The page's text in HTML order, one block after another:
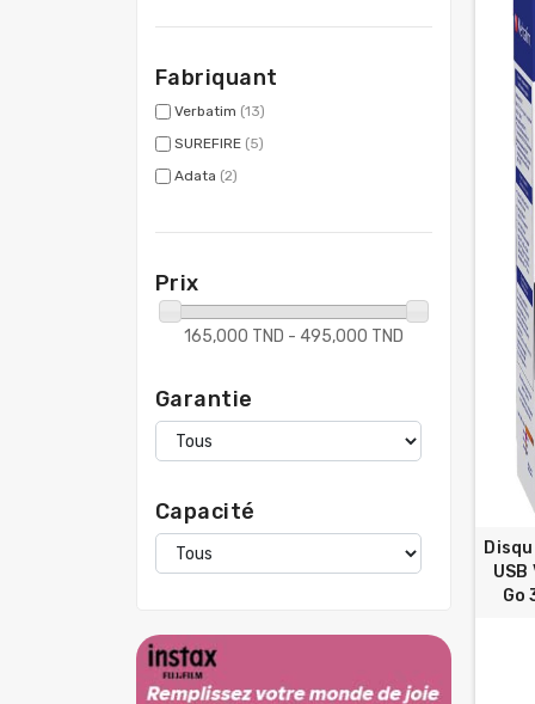
Fabriquant
Verbatim (13)
SUREFIRE (5)
Adata (2)
Prix
165,000 TND - 495,000 TND
Garantie
Capacité
Go